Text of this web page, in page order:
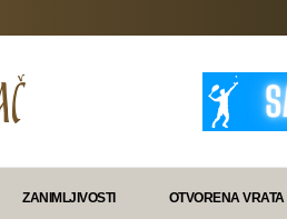
ZANIMLJIVOSTI OTVORENA VRATA